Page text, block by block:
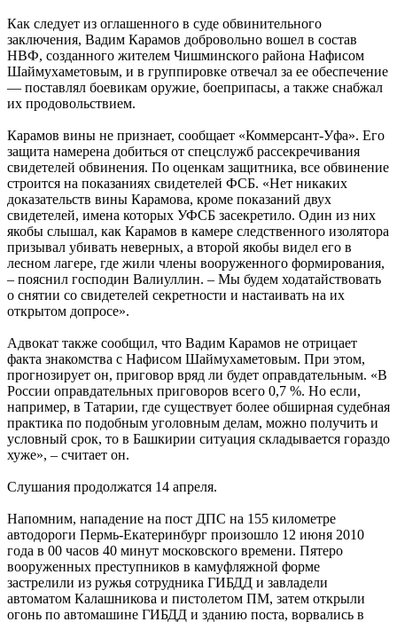
Как следует из оглашенного в суде обвинительного
заключения, Вадим Карамов добровольно вошел в состав
НВФ, созданного жителем Чишминского района Нафисом
Шаймухаметовым, и в группировке отвечал за ее обеспечение
— поставлял боевикам оружие, боеприпасы, а также снабжал
их продовольствием.
Карамов вины не признает, сообщает «Коммерсант-Уфа». Его
защита намерена добиться от спецслужб рассекречивания
свидетелей обвинения. По оценкам защитника, все обвинение
строится на показаниях свидетелей ФСБ. «Нет никаких
доказательств вины Карамова, кроме показаний двух
свидетелей, имена которых УФСБ засекретило. Один из них
якобы слышал, как Карамов в камере следственного изолятора
призывал убивать неверных, а второй якобы видел его в
лесном лагере, где жили члены вооруженного формирования,
– пояснил господин Валиуллин. – Мы будем ходатайствовать
о снятии со свидетелей секретности и настаивать на их
открытом допросе».
Адвокат также сообщил, что Вадим Карамов не отрицает
факта знакомства с Нафисом Шаймухаметовым. При этом,
прогнозирует он, приговор вряд ли будет оправдательным. «В
России оправдательных приговоров всего 0,7 %. Но если,
например, в Татарии, где существует более обширная судебная
практика по подобным уголовным делам, можно получить и
условный срок, то в Башкирии ситуация складывается гораздо
хуже», – считает он.
Слушания продолжатся 14 апреля.
Напомним, нападение на пост ДПС на 155 километре
автодороги Пермь-Екатеринбург произошло 12 июня 2010
года в 00 часов 40 минут московского времени. Пятеро
вооруженных преступников в камуфляжной форме
застрелили из ружья сотрудника ГИБДД и завладели
автоматом Калашникова и пистолетом ПМ, затем открыли
огонь по автомашине ГИБДД и зданию поста, ворвались в